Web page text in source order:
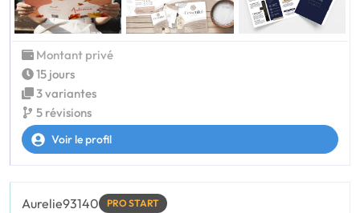
Montant privé
15 jours
3 variantes
5 révisions
Voir le profil
Aurelie93140 PRO START